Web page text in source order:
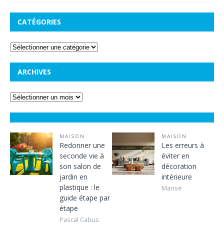
CATÉGORIES
ARCHIVES
MAISON
Redonner une
seconde vie à
son salon de
jardin en
plastique : le
guide étape par
étape
Pascal Cabus
MAISON
Les erreurs à
éviter en
décoration
intérieure
Marise